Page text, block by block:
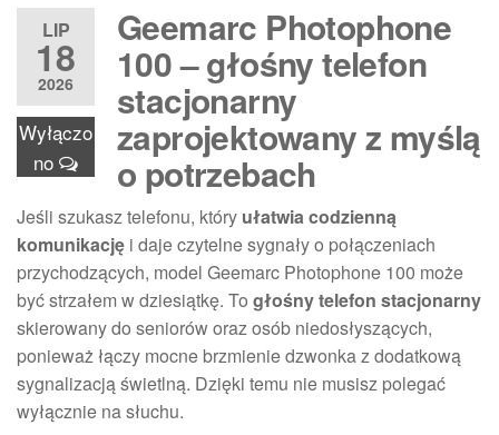
LIP
18
2026
Wyłączo
no
Geemarc Photophone
100 – głośny telefon
stacjonarny
zaprojektowany z myślą
o potrzebach
Jeśli szukasz telefonu, który ułatwia codzienną
komunikację i daje czytelne sygnały o połączeniach
przychodzących, model Geemarc Photophone 100 może
być strzałem w dziesiątkę. To głośny telefon stacjonarny
skierowany do seniorów oraz osób niedosłyszących,
ponieważ łączy mocne brzmienie dzwonka z dodatkową
sygnalizacją świetlną. Dzięki temu nie musisz polegać
wyłącznie na słuchu.